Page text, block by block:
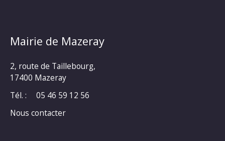
Mairie de Mazeray
2, route de Taillebourg,
17400 Mazeray
Tél. :
05 46 59 12 56
Nous contacter